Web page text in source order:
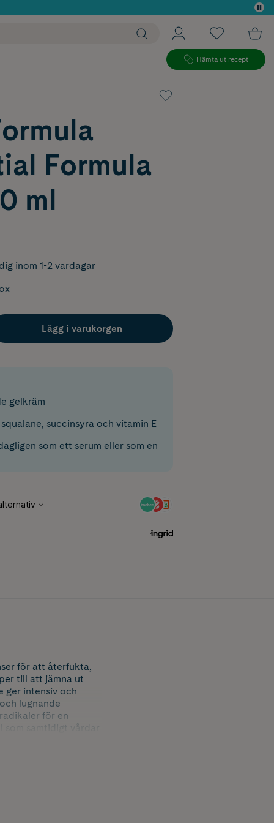
Hämta ut recept
Formula
ml
inom 1-2 vardagar
Lägg i varukorgen
gelkräm
succinsyra och vitamin E
som ett serum eller som en
för att återfukta,
till att jämna ut
ger intensiv och
lugnande
för en
samtidigt vårdar